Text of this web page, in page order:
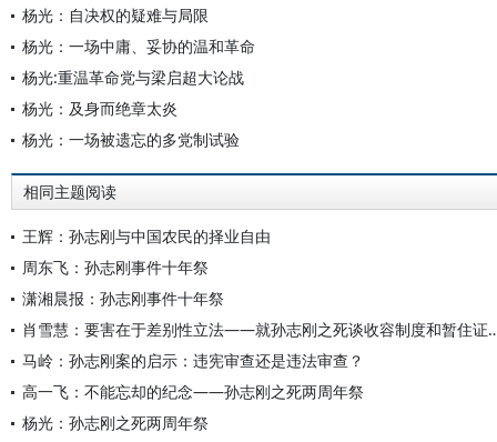
杨光：自决权的疑难与局限
杨光：一场中庸、妥协的温和革命
杨光:重温革命党与梁启超大论战
杨光：及身而绝章太炎
杨光：一场被遗忘的多党制试验
相同主题阅读
王辉：孙志刚与中国农民的择业自由
周东飞：孙志刚事件十年祭
潇湘晨报：孙志刚事件十年祭
肖雪慧：要害在于差别性立
马岭：孙志刚案的启示：违宪审查还是违法审查？
高一飞：不能忘却的纪念——孙志刚之死两周年祭
杨光：孙志刚之死两周年祭